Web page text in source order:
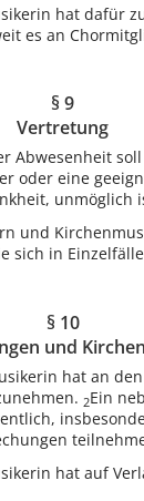
hat dafür
es an
§ 9
Vertretung
Abwesenheit
oder eine
unmöglich
und
sich in
§ 10
und
hat an
2Ein
hat auf